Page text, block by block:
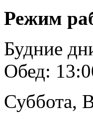
Режим
Будние
Обед:
Суббота,